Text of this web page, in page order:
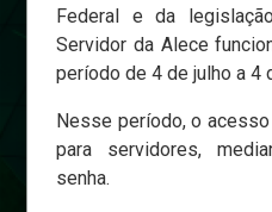
Senha
Federal e da
Servidor da Alece
período de 4 de julho a 4
Nesse período, o
para servidores,
senha.